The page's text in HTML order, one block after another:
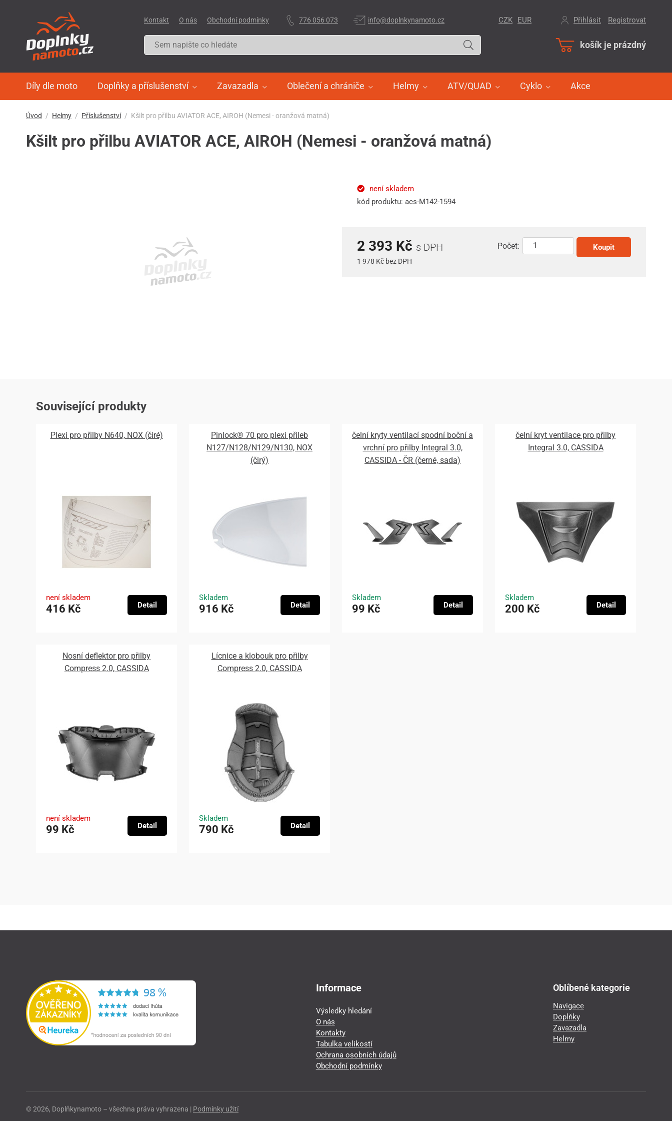
košík je prázdný
Díly dle moto Doplňky a příslušenství Zavazadla Oblečení a chrániče Helmy ATV/QUAD Cyklo Akce
CZK EUR Přihlásit Registrovat
Kontakt O nás Obchodní podmínky 776 056 073 info@doplnkynamoto.cz
Úvod Helmy Příslušenství Kšilt pro přilbu AVIATOR ACE, AIROH (Nemesi - oranžová matná)
Kšilt pro přilbu AVIATOR ACE, AIROH (Nemesi - oranžová matná)
není skladem
kód produktu: acs-M142-1594
2 393 Kč s DPH
1 978 Kč bez DPH
Počet: Koupit
Související produkty
Plexi pro přilby N640, NOX (čiré)
není skladem
416 Kč Detail
Pinlock® 70 pro plexi přileb
N127/N128/N129/N130, NOX
(čirý)
Skladem
916 Kč Detail
čelní kryty ventilací spodní boční a
vrchní pro přilby Integral 3.0,
CASSIDA - ČR (černé, sada)
Skladem
99 Kč Detail
čelní kryt ventilace pro přilby
Integral 3.0, CASSIDA
Skladem
200 Kč Detail
Nosní deflektor pro přilby
Compress 2.0, CASSIDA
není skladem
99 Kč Detail
Lícnice a klobouk pro přilby
Compress 2.0, CASSIDA
Skladem
790 Kč Detail
Informace
Výsledky hledání
O nás
Kontakty
Tabulka velikostí
Ochrana osobních údajů
Obchodní podmínky
Oblíbené kategorie
Navigace
Doplňky
Zavazadla
Helmy
© 2026, Doplňkynamoto – všechna práva vyhrazena | Podmínky užití